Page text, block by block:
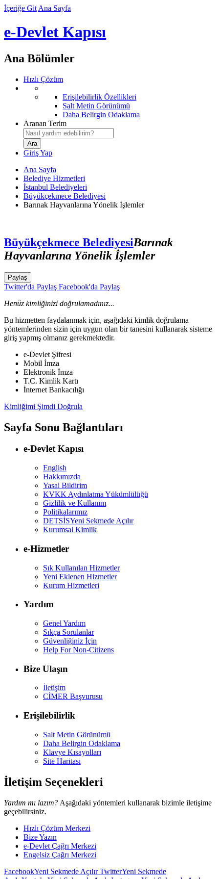
İçeriğe Git Ana Sayfa
e-Devlet Kapısı
Ana Bölümler
Hızlı Çözüm
Erişilebilirlik Özellikleri
Salt Metin Görünümü
Daha Belirgin Odaklama
Aranan Terim
Giriş Yap
Ana Sayfa
Belediye Hizmetleri
İstanbul Belediyeleri
Büyükçekmece Belediyesi
Barınak Hayvanlarına Yönelik İşlemler
Büyükçekmece BelediyesiBarınak
Hayvanlarına Yönelik İşlemler
Paylaş
Twitter'da Paylaş Facebook'da Paylaş
Henüz kimliğinizi doğrulamadınız...
Bu hizmetten faydalanmak için, aşağıdaki kimlik doğrulama
yöntemlerinden sizin için uygun olan bir tanesini kullanarak sisteme
giriş yapmış olmanız gerekmektedir.
e-Devlet Şifresi
Mobil İmza
Elektronik İmza
T.C. Kimlik Kartı
İnternet Bankacılığı
Kimliğimi Şimdi Doğrula
Sayfa Sonu Bağlantıları
e-Devlet Kapısı
English
Hakkımızda
Yasal Bildirim
KVKK Aydınlatma Yükümlülüğü
Gizlilik ve Kullanım
Politikalarımız
DETSİSYeni Sekmede Açılır
Kurumsal Kimlik
e-Hizmetler
Sık Kullanılan Hizmetler
Yeni Eklenen Hizmetler
Kurum Hizmetleri
Yardım
Genel Yardım
Sıkça Sorulanlar
Güvenliğiniz İçin
Help For Non-Citizens
Bize Ulaşın
İletişim
CİMER Başvurusu
Erişilebilirlik
Salt Metin Görünümü
Daha Belirgin Odaklama
Klavye Kısayolları
Site Haritası
İletişim Seçenekleri
Yardım mı lazım? Aşağıdaki yöntemleri kullanarak bizimle iletişime
geçebilirsiniz.
Hızlı Çözüm Merkezi
Bize Yazın
e-Devlet Çağrı Merkezi
Engelsiz Çağrı Merkezi
FacebookYeni Sekmede AçılırTwitterYeni Sekmede